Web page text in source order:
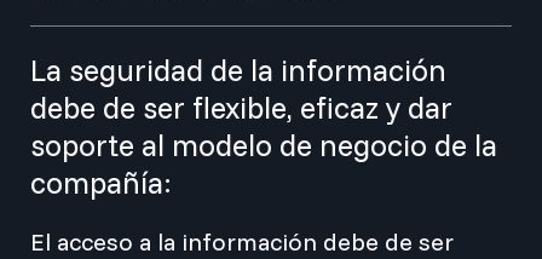
La seguridad de la información
debe de ser flexible, eficaz y dar
soporte al modelo de negocio de la
compañía:
El acceso a la información debe de ser